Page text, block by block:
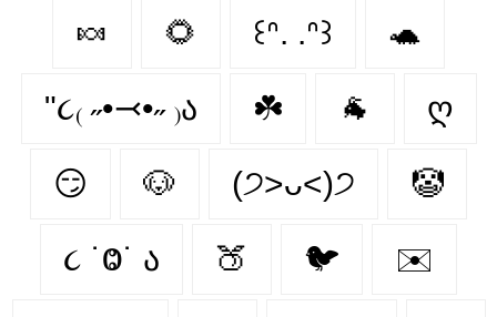
🍬 🌻 ꒰ᐢ. .ᐢ꒱ 🐢
"૮₍ ˶•⤙•˶ ₎ა ☘️ 🐐 ღ
😏 🐶 (੭˃ᴗ˂)੭ 🤡
૮ ˙Ⱉ˙ ა 🍑 🐦‍ ✉️